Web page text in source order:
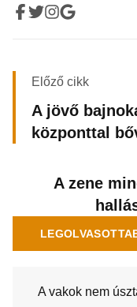
Előző cikk
A jövő
központtal
A zene
A vakok nem